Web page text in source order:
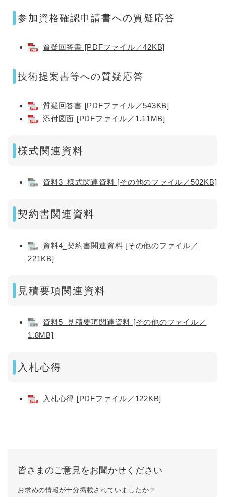
参加資格確認申請書への質疑応答
質疑回答書 [PDFファイル／42KB]
技術提案書等への質疑応答
質疑回答書 [PDFファイル／543KB]
添付図面 [PDFファイル／1.11MB]
様式関連資料
資料3_様式関連資料 [その他のファイル／502KB]
契約書関連資料
資料4_契約書関連資料 [その他のファイル／
221KB]
見積要項関連資料
資料5_見積要項関連資料 [その他のファイル／
1.8MB]
入札心得
入札心得 [PDFファイル／122KB]
皆さまのご意見をお聞かせください
お求めの情報が十分掲載されていましたか？